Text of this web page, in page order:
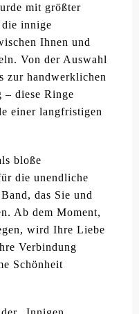
mit größter
innige
Ihnen und
Von der Auswahl
zur handwerklichen
– diese Ringe
einer langfristigen
bloße
die unendliche
das Sie und
Ab dem Moment,
wird Ihre Liebe
Verbindung
Schönheit